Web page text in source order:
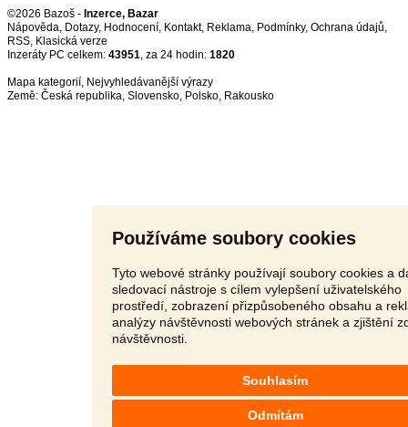
Používáme soubory cookies
Tyto webové stránky používají soubory cookies a
sledovací nástroje s cílem vylepšení uživatelského
prostředí, zobrazení přizpůsobeného obsahu a
analýzy návštěvnosti webových stránek a zjištění
návštěvnosti.
Souhlasím
Odmítám
©2026 Bazoš - Inzerce, Bazar
Nápověda, Dotazy, Hodnocení, Kontakt, Reklama, Podmínky, Ochrana údajů,
RSS,
Inzeráty PC celkem: 43951, za 24 hodin: 1820
Mapa kategorií, Nejvyhledávanější výrazy
Země: Česká republika, Slovensko, Polsko, Rakousko